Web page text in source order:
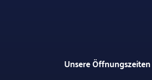
Unsere Öffnungszeiten